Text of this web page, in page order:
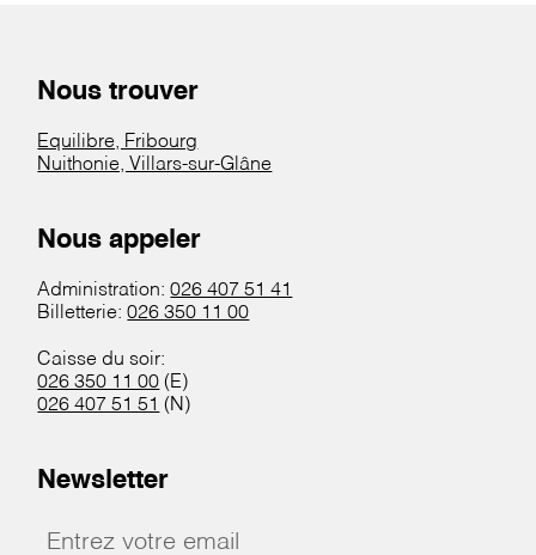
Nous trouver
Equilibre, Fribourg
Nuithonie, Villars-sur-Glâne
Nous appeler
Administration:026 407 51 41
Billetterie:026 350 11 00
Caisse du soir:
026 350 11 00 (E)
026 407 51 51 (N)
Newsletter